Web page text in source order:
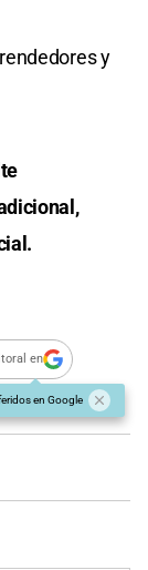
y
en
en Google